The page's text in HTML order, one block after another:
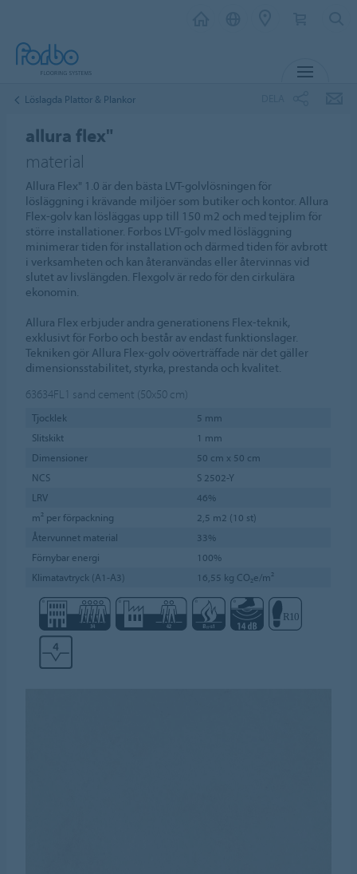
Löslagda Plattor & Plankor
allura flex"
material
Allura Flex" 1.0 är den bästa LVT-golvlösningen för
lösläggning i krävande miljöer som butiker och kontor. Allura
Flex-golv kan lösläggas upp till 150 m2 och med tejplim för
större installationer. Forbos LVT-golv med lösläggning
minimerar tiden för installation och därmed tiden för avbrott
i verksamheten och kan återanvändas eller återvinnas vid
slutet av livslängden. Flexgolv är redo för den cirkulära
ekonomin.
Allura Flex erbjuder andra generationens Flex-teknik,
exklusivt för Forbo och består av endast funktionslager.
Tekniken gör Allura Flex-golv oöverträffade när det gäller
dimensionsstabilitet, styrka, prestanda och kvalitet.
63634FL1 sand cement (50x50 cm)
Tjocklek
5 mm
Slitskikt
1 mm
Dimensioner
50 cm x 50 cm
NCS
S 2502-Y
LRV
46%
m² per förpackning
2,5 m2 (10 st)
Återvunnet material
33%
Förnybar energi
100%
Klimatavtryck (A1-A3)
16,55 kg CO₂e/m²